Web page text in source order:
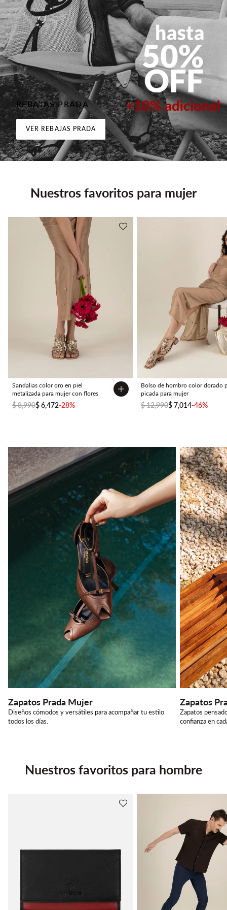
REBAJAS PRADA
VER REBAJAS PRADA
Nuestros favoritos para mujer
Sandalias color oro en piel
metalizada para mujer con flores
$ 8,990$ 6,472-28%
Bolso de hombro color dorado
picada para mujer
$ 12,990$ 7,014-46%
Zapatos Prada Mujer
Diseños cómodos y versátiles para acompañar tu estilo
todos los días.
Zapatos
Zapatos
confianza en
Nuestros favoritos para hombre